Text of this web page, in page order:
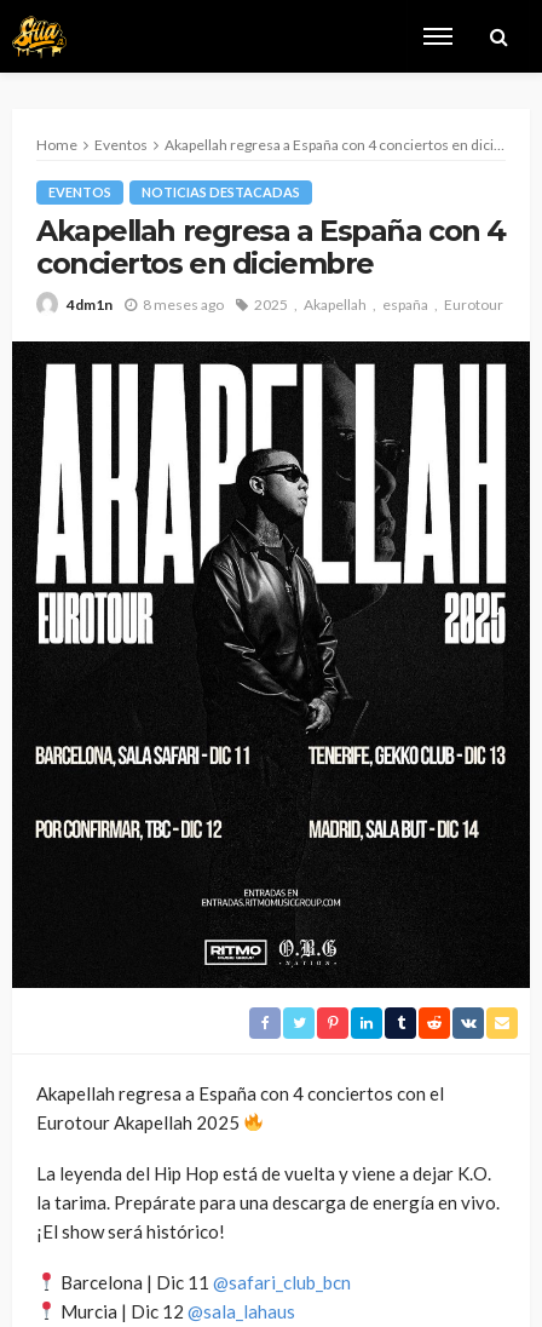
Home Eventos Akapellah regresa a España con 4 conciertos en diciembre
EVENTOS NOTICIAS DESTACADAS
Akapellah regresa a España con 4
conciertos en diciembre
4dm1n 8 meses ago 2025 Akapellah españa Eurotour
Akapellah regresa a España con 4 conciertos con el
Eurotour Akapellah 2025
La leyenda del Hip Hop está de vuelta y viene a dejar K.O.
la tarima. Prepárate para una descarga de energía en vivo.
¡El show será histórico!
Barcelona | Dic 11@safari_club_bcn
Murcia | Dic 12@sala_lahaus